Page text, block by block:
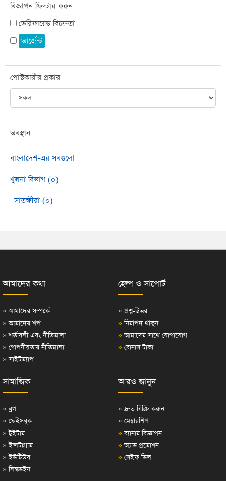
বিজ্ঞাপন ফিল্টার করুন
ভেরিফায়েড বিক্রেতা
আর্জেন্ট
পোস্টকারীর প্রকার
অবস্থান
বাংলাদেশ-এর সবগুলো
খুলনা বিভাগ (০)
সাতক্ষীরা (০)
আমাদের কথা
» আমাদের সম্পর্কে
» আমাদের শপ
» শর্তাবলী এবং নীতিমালা
» গোপনীয়তার নীতিমালা
» সাইটম্যাপ
হেল্প ও সাপোর্ট
» প্রশ্ন-উত্তর
» নিরাপদ থাকুন
» আমাদের সাথে যোগাযোগ
» বোনাস টাকা
সামাজিক
» ব্লগ
» ফেইসবুক
» টুইটার
» ইন্সটাগ্রাম
» ইউটিউব
» লিঙ্কডইন
আরও জানুন
» দ্রুত বিক্রি করুন
» মেম্বারশিপ
» ব্যানার বিজ্ঞাপন
» অ্যাড প্রমোশন
» সেইফ ডিল